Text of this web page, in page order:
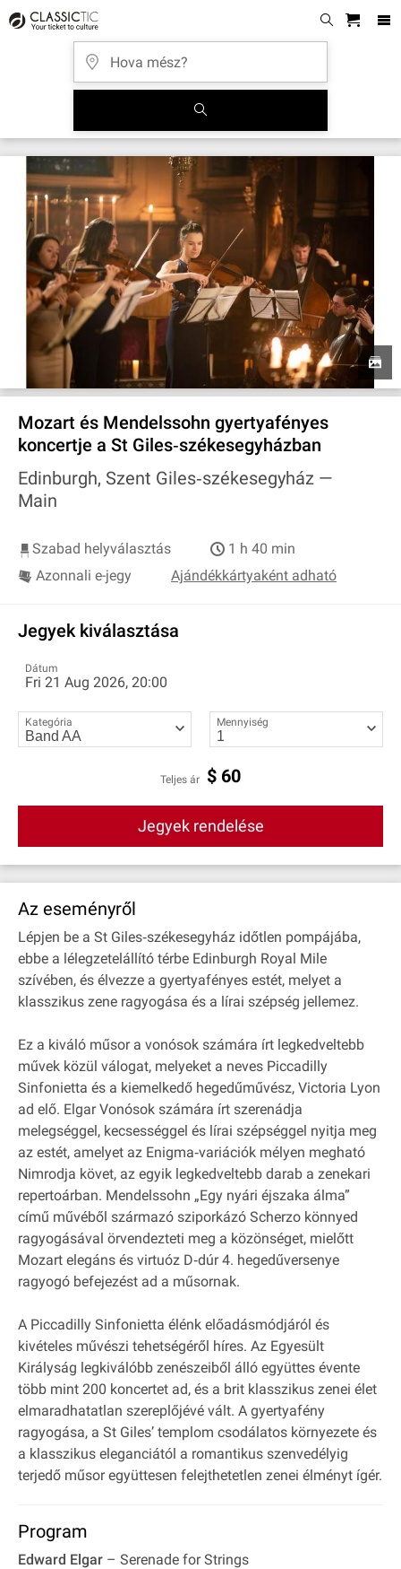
Mozart és Mendelssohn gyertyafényes
koncertje a St Giles‐székesegyházban
Edinburgh, Szent Giles‐székesegyház —
Main
Szabad helyválasztás
1 h 40 min
Azonnali e-jegy
Ajándékkártyaként adható
Jegyek kiválasztása
Dátum
Fri 21 Aug 2026, 20:00
Kategória Mennyiség
Teljes ár $ 60
Jegyek rendelése
Az eseményről
Lépjen be a St Giles‐székesegyház időtlen pompájába,
ebbe a lélegzetelállító térbe Edinburgh Royal Mile
szívében, és élvezze a gyertyafényes estét, melyet a
klasszikus zene ragyogása és a lírai szépség jellemez.
Ez a kiváló műsor a vonósok számára írt legkedveltebb
művek közül válogat, melyeket a neves Piccadilly
Sinfonietta és a kiemelkedő hegedűművész, Victoria Lyon
ad elő. Elgar Vonósok számára írt szerenádja
melegséggel, kecsességgel és lírai szépséggel nyitja meg
az estét, amelyet az Enigma‐variációk mélyen megható
Nimrodja követ, az egyik legkedveltebb darab a zenekari
repertoárban. Mendelssohn „Egy nyári éjszaka álma”
című művéből származó sziporkázó Scherzo könnyed
ragyogásával örvendezteti meg a közönséget, mielőtt
Mozart elegáns és virtuóz D‐dúr 4. hegedűversenye
ragyogó befejezést ad a műsornak.
A Piccadilly Sinfonietta élénk előadásmódjáról és
kivételes művészi tehetségéről híres. Az Egyesült
Királyság legkiválóbb zenészeiből álló együttes évente
több mint 200 koncertet ad, és a brit klasszikus zenei élet
elmaradhatatlan szereplőjévé vált. A gyertyafény
ragyogása, a St Giles’ templom csodálatos környezete és
a klasszikus eleganciától a romantikus szenvedélyig
terjedő műsor együttesen felejthetetlen zenei élményt ígér.
Program
Edward Elgar – Serenade for Strings